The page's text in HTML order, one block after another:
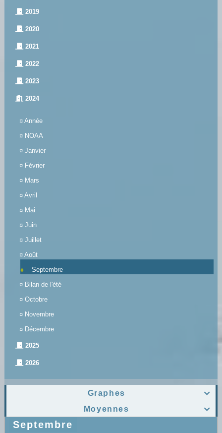
2019
2020
2021
2022
2023
2024
¤ Année
¤ NOAA
¤ Janvier
¤ Février
¤ Mars
¤ Avril
¤ Mai
¤ Juin
¤ Juillet
¤ Août
Septembre
¤ Bilan de l'été
¤ Octobre
¤ Novembre
¤ Décembre
2025
2026

Graphes

Moyennes
Septembre